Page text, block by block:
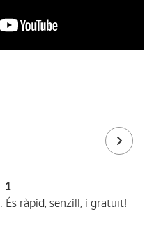
1
. És ràpid, senzill, i gratuït!